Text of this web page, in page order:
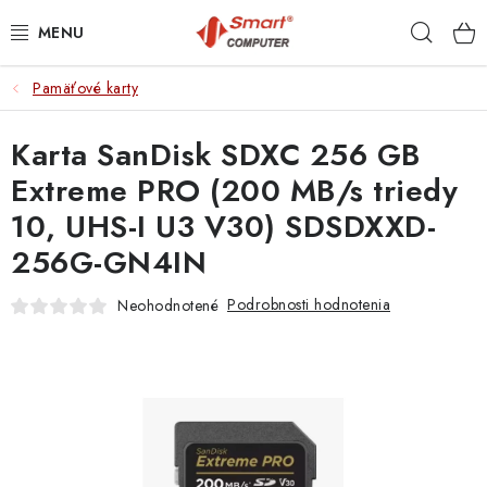
na
NOTEBOOKY
MOBILNÉ ZARIADENIA
PC A KOMPONENTY
PERIFÉRIE
TLAČIARNE
Pamäťové karty
Karta SanDisk SDXC 256 GB
Extreme PRO (200 MB/s triedy
10, UHS-I U3 V30) SDSDXXD-
256G-GN4IN
Neohodnotené Podrobnosti hodnotenia